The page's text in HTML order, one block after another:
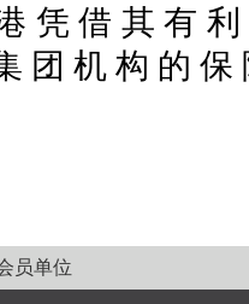
凭 借 其 有
团 机 构 的 保
员单位